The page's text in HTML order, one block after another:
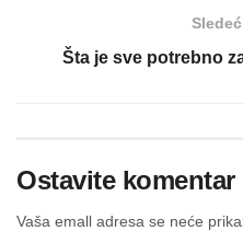
Šta je sve potrebno
Ostavite komentar
Vaša emall adresa se neće